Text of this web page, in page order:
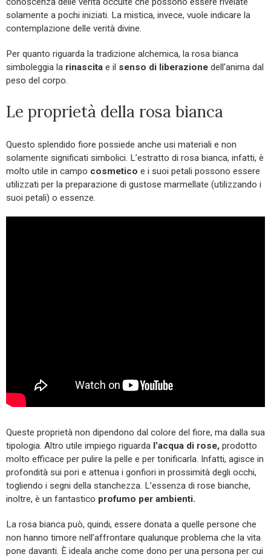
solamente a pochi iniziati. La mistica, invece, vuole indicare la
contemplazione delle verità divine.
Per quanto riguarda la tradizione alchemica, la rosa bianca
simboleggia la rinascita e il senso di liberazione dell’anima dal
peso del corpo.
Le proprietà della rosa bianca
Questo splendido fiore possiede anche usi materiali e non
solamente significati simbolici. L’estratto di rosa bianca, infatti, è
molto utile in campo cosmetico e i suoi petali possono essere
utilizzati per la preparazione di gustose marmellate (utilizzando i
suoi petali) o essenze.
Queste proprietà non dipendono dal colore del fiore, ma dalla sua
tipologia. Altro utile impiego riguarda l’acqua di rose, prodotto
molto efficace per pulire la pelle e per tonificarla. Infatti, agisce in
profondità sui pori e attenua i gonfiori in prossimità degli occhi,
togliendo i segni della stanchezza. L’essenza di rose bianche,
inoltre, è un fantastico profumo per ambienti.
La rosa bianca può, quindi, essere donata a quelle persone che
non hanno timore nell’affrontare qualunque problema che la vita
pone davanti. È ideala anche come dono per una persona per cui